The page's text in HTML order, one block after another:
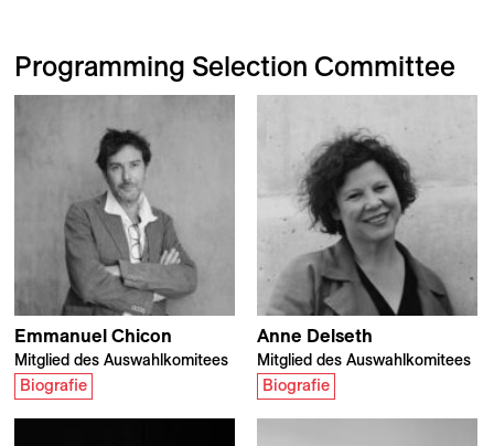
Programming Selection Committee
Emmanuel Chicon
Mitglied des Auswahlkomitees
Biografie
Anne Delseth
Mitglied des Auswahlkomitees
Biografie